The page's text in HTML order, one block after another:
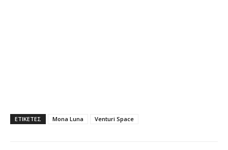
ΕΤΙΚΕΤΕΣ Mona Luna Venturi Space